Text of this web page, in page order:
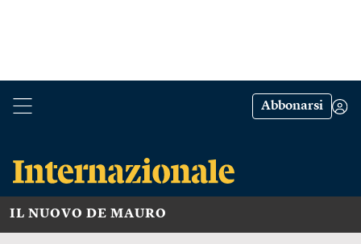
Abbonarsi
IL NUOVO DE MAURO